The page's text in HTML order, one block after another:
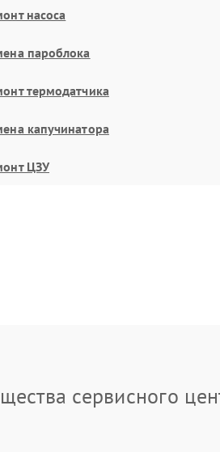
насоса
пароблока
термодатчика
капучинатора
ЦЗУ
сервисного